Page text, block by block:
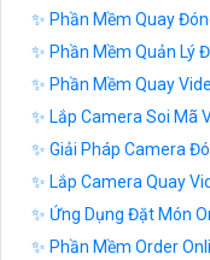
✨ Phần Mềm Quay
✨ Phần Mềm Quản Lý
✨ Phần Mềm Quay
✨ Lắp Camera Soi Mã
✨ Giải Pháp Camera
✨ Lắp Camera Quay
✨ Ứng Dụng Đặt Món
✨ Phần Mềm Order